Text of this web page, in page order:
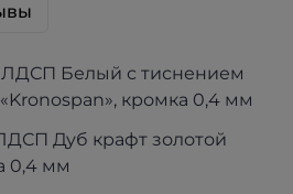
ЛДСП Белый с тиснением
кромка 0,4 мм
Дуб крафт золотой
0,4 мм